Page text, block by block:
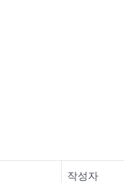
작성자